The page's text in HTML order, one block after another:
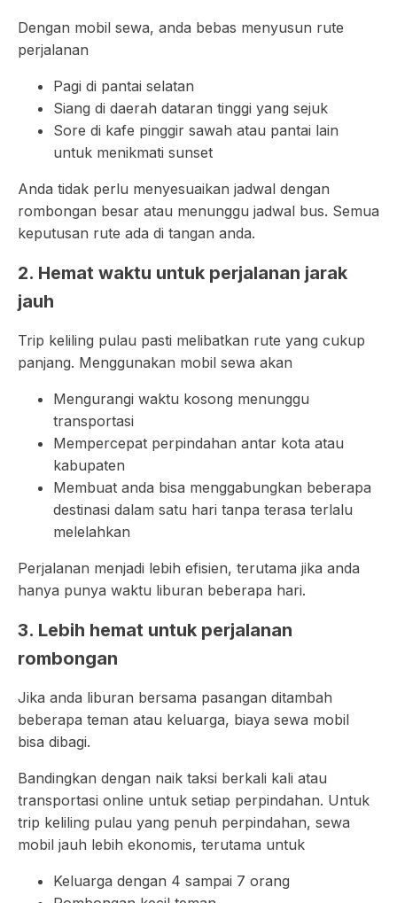
Dengan mobil sewa, anda bebas menyusun rute
perjalanan
Pagi di pantai selatan
Siang di daerah dataran tinggi yang sejuk
Sore di kafe pinggir sawah atau pantai lain
untuk menikmati sunset
Anda tidak perlu menyesuaikan jadwal dengan
rombongan besar atau menunggu jadwal bus. Semua
keputusan rute ada di tangan anda.
2. Hemat waktu untuk perjalanan jarak
jauh
Trip keliling pulau pasti melibatkan rute yang cukup
panjang. Menggunakan mobil sewa akan
Mengurangi waktu kosong menunggu
transportasi
Mempercepat perpindahan antar kota atau
kabupaten
Membuat anda bisa menggabungkan beberapa
destinasi dalam satu hari tanpa terasa terlalu
melelahkan
Perjalanan menjadi lebih efisien, terutama jika anda
hanya punya waktu liburan beberapa hari.
3. Lebih hemat untuk perjalanan
rombongan
Jika anda liburan bersama pasangan ditambah
beberapa teman atau keluarga, biaya sewa mobil
bisa dibagi.
Bandingkan dengan naik taksi berkali kali atau
transportasi online untuk setiap perpindahan. Untuk
trip keliling pulau yang penuh perpindahan, sewa
mobil jauh lebih ekonomis, terutama untuk
Keluarga dengan 4 sampai 7 orang